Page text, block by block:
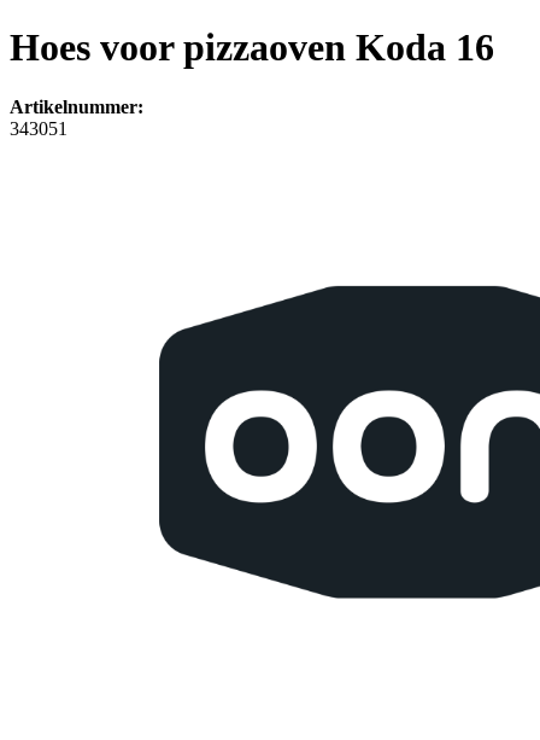
Hoes voor pizzaoven Koda 16
Artikelnummer:
343051